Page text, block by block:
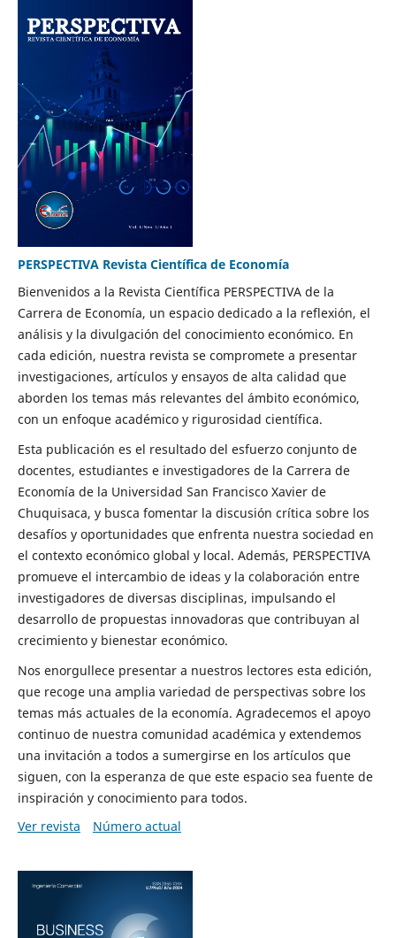
PERSPECTIVA Revista Científica de Economía
Bienvenidos a la Revista Científica PERSPECTIVA de la
Carrera de Economía, un espacio dedicado a la reflexión, el
análisis y la divulgación del conocimiento económico. En
cada edición, nuestra revista se compromete a presentar
investigaciones, artículos y ensayos de alta calidad que
aborden los temas más relevantes del ámbito económico,
con un enfoque académico y rigurosidad científica.
Esta publicación es el resultado del esfuerzo conjunto de
docentes, estudiantes e investigadores de la Carrera de
Economía de la Universidad San Francisco Xavier de
Chuquisaca, y busca fomentar la discusión crítica sobre los
desafíos y oportunidades que enfrenta nuestra sociedad en
el contexto económico global y local. Además, PERSPECTIVA
promueve el intercambio de ideas y la colaboración entre
investigadores de diversas disciplinas, impulsando el
desarrollo de propuestas innovadoras que contribuyan al
crecimiento y bienestar económico.
Nos enorgullece presentar a nuestros lectores esta edición,
que recoge una amplia variedad de perspectivas sobre los
temas más actuales de la economía. Agradecemos el apoyo
continuo de nuestra comunidad académica y extendemos
una invitación a todos a sumergirse en los artículos que
siguen, con la esperanza de que este espacio sea fuente de
inspiración y conocimiento para todos.
Ver revista
Número actual